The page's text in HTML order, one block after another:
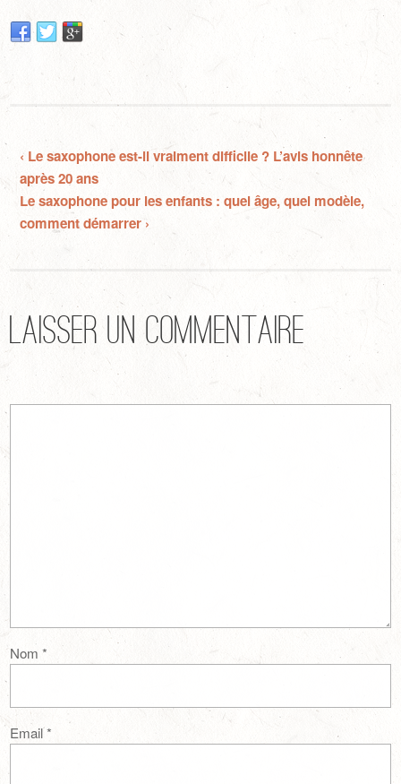
‹ Le saxophone est-il vraiment difficile ? L’avis honnête
après 20 ans
Le saxophone pour les enfants : quel âge, quel modèle,
comment démarrer ›
Laisser un commentaire
Nom*
Email*